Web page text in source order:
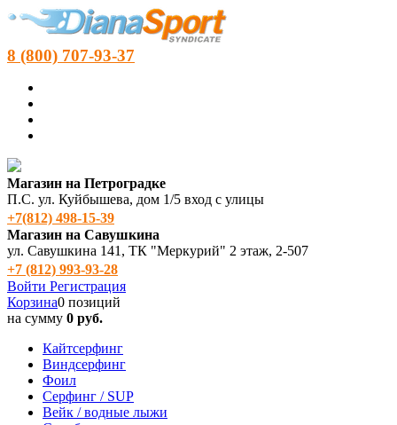
8 (800) 707-93-37
Магазин на Петроградке
П.С. ул. Куйбышева, дом 1/5 вход с улицы
+7(812) 498‑15-39
Магазин на Савушкина
ул. Савушкина 141, ТК "Меркурий" 2 этаж, 2-507
+7 (812) 993-93-28
Войти Регистрация
Корзина0 позиций
на сумму 0 руб.
Кайтсерфинг
Виндсерфинг
Фоил
Серфинг / SUP
Вейк / водные лыжи